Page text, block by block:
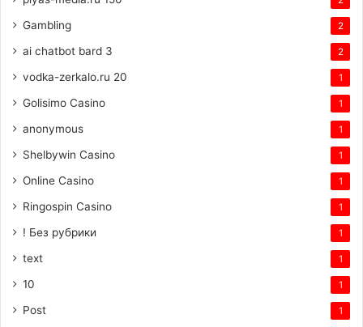
Gambling 2
ai chatbot bard 3 2
vodka-zerkalo.ru 20 1
Golisimo Casino 1
anonymous 1
Shelbywin Casino 1
Online Casino 1
Ringospin Casino 1
! Без рубрики 1
text 1
10 1
Post 1